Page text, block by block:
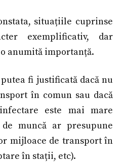
situațiile cuprinse
exemplificativ, dar
anumită importanță.
fi justificată dacă nu
în comun sau dacă
este mai mare
muncă ar presupune
mijloace de transport în
în stații, etc).